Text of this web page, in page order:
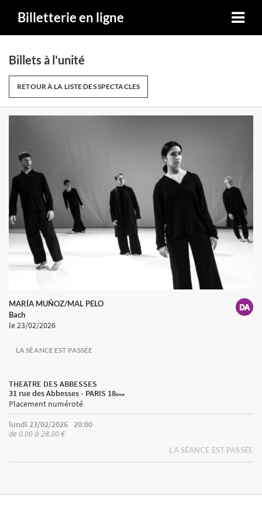
Billetterie en ligne
Billets à l'unité
RETOUR À LA LISTE DES SPECTACLES
MARÍA MUÑOZ/MAL PELO
Bach
le 23/02/2026
LA SÉANCE EST PASSÉE
THEATRE DES ABBESSES
31 rue des Abbesses - PARIS 18ème
Placement numéroté
lundi 23/02/2026 20:00
de 0.00 à 28.00 €
LA SÉANCE EST PASSÉE